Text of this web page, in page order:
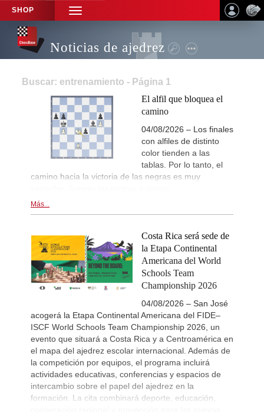
SHOP
TOGGLE
NAVIGATION
Noticias de ajedrez
Buscar: entrenamiento - Página 1
El alfil que bloquea el
camino
04/08/2026 – Los finales
con alfiles de distinto
color tienden a las
tablas. Por lo tanto, el
camino hacia la victoria de las negras es muy
Más...
Costa Rica será sede de
la Etapa Continental
Americana del World
Schools Team
Championship 2026
04/08/2026 – San José
acogerá la Etapa Continental Americana del FIDE–
ISCF World Schools Team Championship 2026, un
evento que situará a Costa Rica y a Centroamérica en
el mapa del ajedrez escolar internacional. Además de
la competición por equipos, el programa incluirá
actividades educativas, conferencias y espacios de
intercambio sobre el papel del ajedrez en la
formación. La cita combinará deporte, educación,